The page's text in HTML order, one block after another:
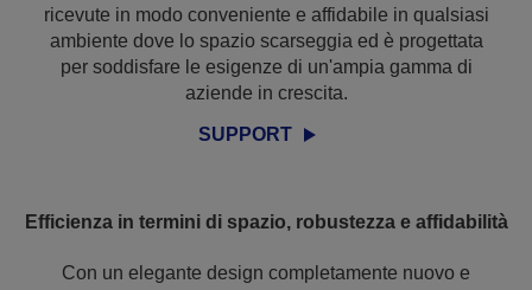
ricevute in modo conveniente e affidabile in qualsiasi
ambiente dove lo spazio scarseggia ed è progettata
per soddisfare le esigenze di un'ampia gamma di
aziende in crescita.
SUPPORT
Efficienza in termini di spazio, robustezza e affidabilità
Con un elegante design completamente nuovo e